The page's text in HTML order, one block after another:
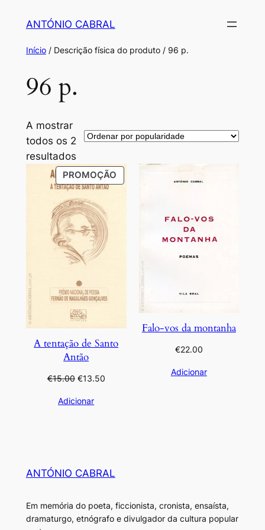
conteúdo
ANTÓNIO CABRAL
Início/ Descrição física do produto / 96 p.
96 p.
A mostrar
todos os 2
resultadosOrdenado
por
popularidade
PROMOÇÃO
EM
A tentação de Santo
Antão
€15.00 O
original
€13.50O
Adicionar
Falo-vos da montanha
€22.00
Adicionar
ANTÓNIO CABRAL
Em memória do poeta, ficcionista, cronista, ensaísta,
dramaturgo, etnógrafo e divulgador da cultura popular